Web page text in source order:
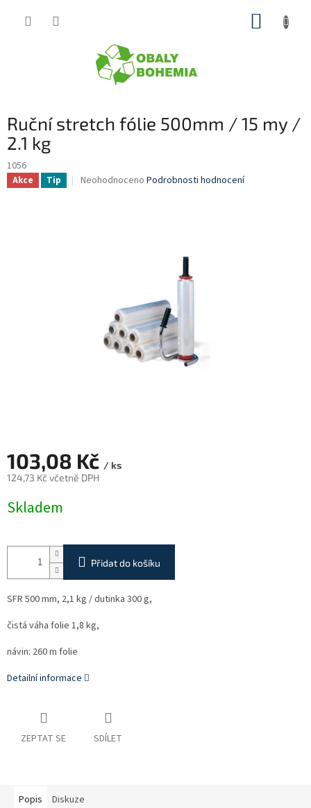
Ruční stretch fólie 500mm / 15 my /
2.1 kg
1056
Akce Tip
Průměrné
Neohodnoceno Podrobnosti hodnocení
103,08 Kč / ks
124,73 Kč včetně DPH
cena:
Skladem
Přidat do košíku
SFR 500 mm, 2,1 kg / dutinka 300 g,
čistá váha folie 1,8 kg,
návin: 260 m folie
Detailní informace
ZEPTAT SE SDÍLET
Popis Diskuze